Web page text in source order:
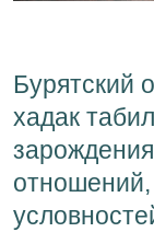
Бурятский
хадак